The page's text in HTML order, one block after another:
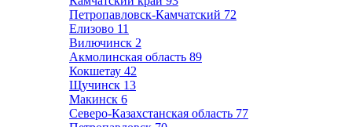
Петропавловск-Камчатский 72
Елизово 11
Вилючинск 2
Акмолинская область 89
Кокшетау 42
Щучинск 13
Макинск 6
Северо-Казахстанская область 77